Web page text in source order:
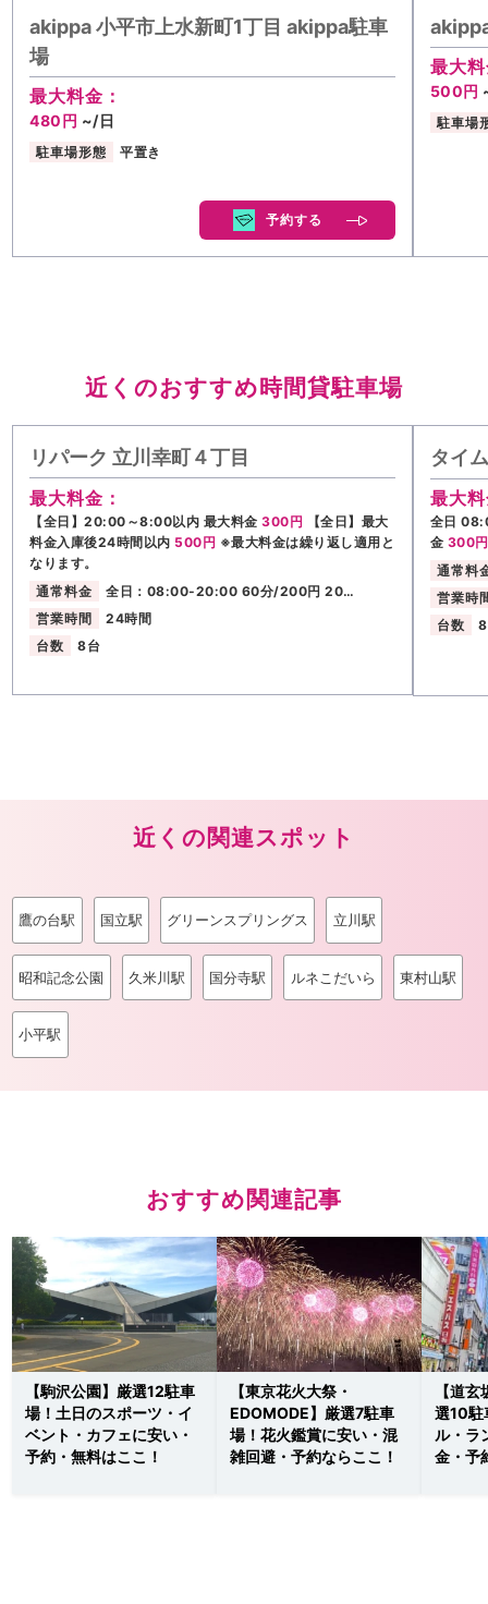
akippa 小平市上水新町1丁目 akippa駐車
場
最大料金：
480円 ~/日
駐車場形態 平置き
予約する
最大
500円
駐車場
近くのおすすめ時間貸駐車場
リパーク 立川幸町４丁目
最大料金：
【全日】20:00～8:00以内 最大料金300円
【全日】最大
料金入庫後24時間以内 500円 ※最大料金は繰り返し適用と
なります。
通常料金
全日：08:00-20:00 60分/200円 20…
営業時間
24時間
台数
8台
タイ
最大
全日
金 300円
通常料
営業時
台数
近くの関連スポット
鷹の台駅 国立駅 グリーンスプリングス 立川駅
昭和記念公園 久米川駅 国分寺駅 ルネこだいら 東村山駅
小平駅
おすすめ関連記事
【駒沢公園】厳選12駐車
場！土日のスポーツ・イ
ベント・カフェに安い・
予約・無料はここ！
【東京花火大祭・
EDOMODE】厳選7駐車
場！花火鑑賞に安い・混
雑回避・予約ならここ！
【道
選10駐
ル・ラ
金・予